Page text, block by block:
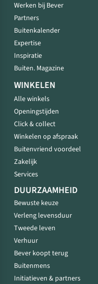
Werken bij Bever
Partners
Buitenkalender
Expertise
Inspiratie
Buiten. Magazine
WINKELEN
Alle winkels
Openingstijden
Click & collect
Winkelen op afspraak
Buitenvriend voordeel
Zakelijk
Services
DUURZAAMHEID
Bewuste keuze
Verleng levensduur
Tweede leven
Verhuur
Bever koopt terug
Buitenmens
Initiatieven & partners